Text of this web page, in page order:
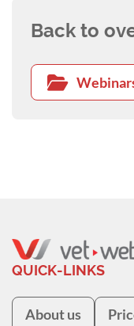
Back to
QUICK-LINKS
About us